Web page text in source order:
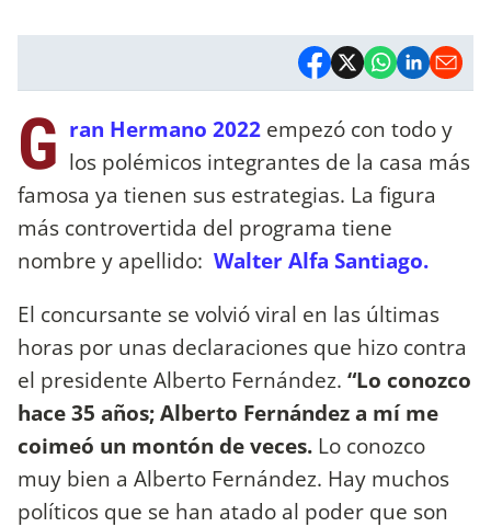
G ran Hermano 2022 empezó con todo y
los polémicos integrantes de la casa más
famosa ya tienen sus estrategias. La figura
más controvertida del programa tiene
nombre y apellido: Walter Alfa Santiago.
El concursante se volvió viral en las últimas
horas por unas declaraciones que hizo contra
el presidente Alberto Fernández. “Lo conozco
hace 35 años; Alberto Fernández a mí me
coimeó un montón de veces. Lo conozco
muy bien a Alberto Fernández. Hay muchos
políticos que se han atado al poder que son